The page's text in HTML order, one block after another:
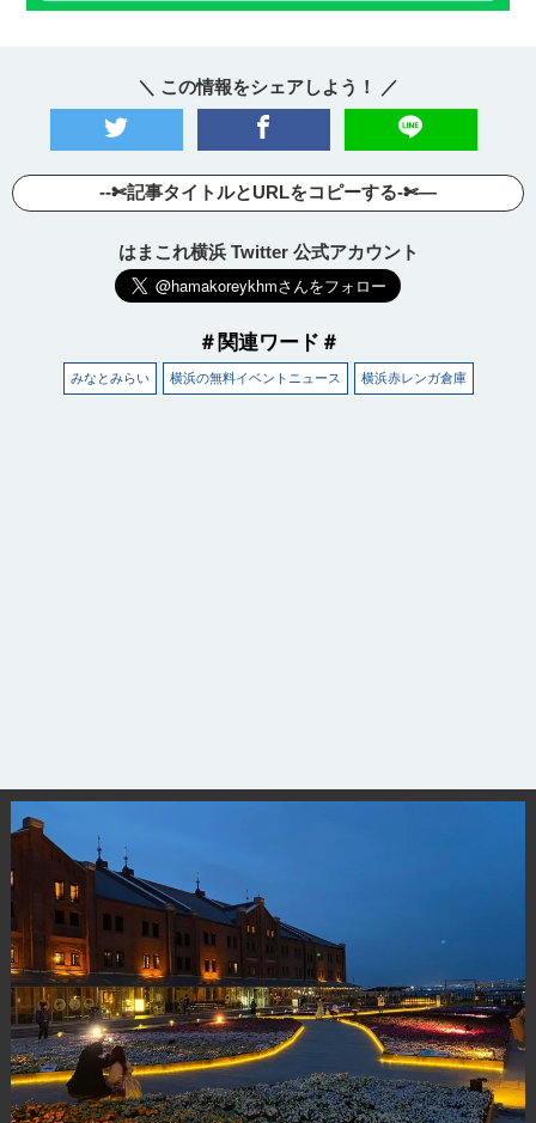
＼ この情報をシェアしよう！ ／
--✄記事タイトルとURLをコピーする-✄—
はまこれ横浜 Twitter 公式アカウント
＃関連ワード＃
みなとみらい 横浜の無料イベントニュース 横浜赤レンガ倉庫